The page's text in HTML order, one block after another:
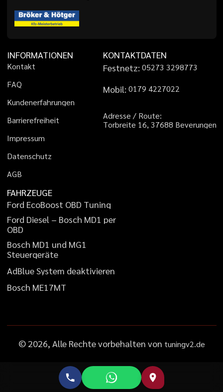
INFORMATIONEN
Kontakt
FAQ
Kundenerfahrungen
Barrierefreiheit
Impressum
Datenschutz
AGB
KONTAKTDATEN
Festnetz: 05273 3298773
Mobil: 01 79 4227022
Adresse / Route:
Torbreite 16, 37688 Beverungen
FAHRZEUGE
Ford EcoBoost OBD Tuning
Ford Diesel – Bosch MD1 per
OBD
Bosch MD1 und MG1
Steuergeräte
AdBlueSystem deaktivieren
Bosch ME17MT
© 2026, Alle Rechte vorbehalten von tuningv2.de